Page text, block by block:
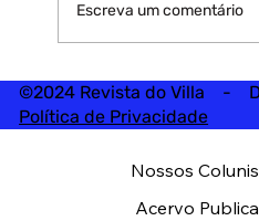
Escreva um comentário
©2024 Revista do Villa -
Política de Privacidade
Nossos
Acervo